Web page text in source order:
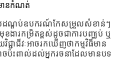
ានកំណត់
ដណ្តប់ឧបករណ៍កែសម្រួលសំខាន់ៗ
ខងារកម្រិតខ្ពស់ដូចជាការបញ្ឈប់ ឬ
ជាជីវៈអាចរកឃើញថាកម្មវិធីមាន
ប៉ះពាល់ដល់អ្នករចនាដែលមានបទ